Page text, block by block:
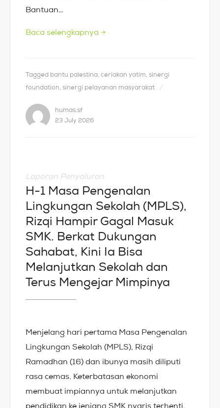
Bantuan…
Baca selengkapnya →
Tagged bantu palestina ,ceriakan yatim ,sinergi
foundation ,sinergi pelayanan masyarakat
humas.sf
23 July 2026
Laporan Penyaluran
H-1 Masa Pengenalan
Lingkungan Sekolah (MPLS),
Rizqi Hampir Gagal Masuk
SMK. Berkat Dukungan
Sahabat, Kini Ia Bisa
Melanjutkan Sekolah dan
Terus Mengejar Mimpinya
Menjelang hari pertama Masa Pengenalan
Lingkungan Sekolah (MPLS), Rizqi
Ramadhan (16) dan ibunya masih diliputi
rasa cemas. Keterbatasan ekonomi
membuat impiannya untuk melanjutkan
pendidikan ke jenjang SMK nyaris terhenti.